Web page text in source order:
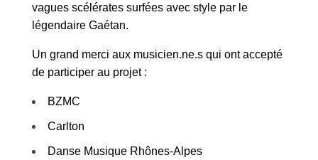
vagues scélérates surfées avec style par le
légendaire Gaétan.
Un grand merci aux musicien.ne.s qui ont accepté
de participer au projet :
BZMC
Carlton
Danse Musique Rhônes-Alpes